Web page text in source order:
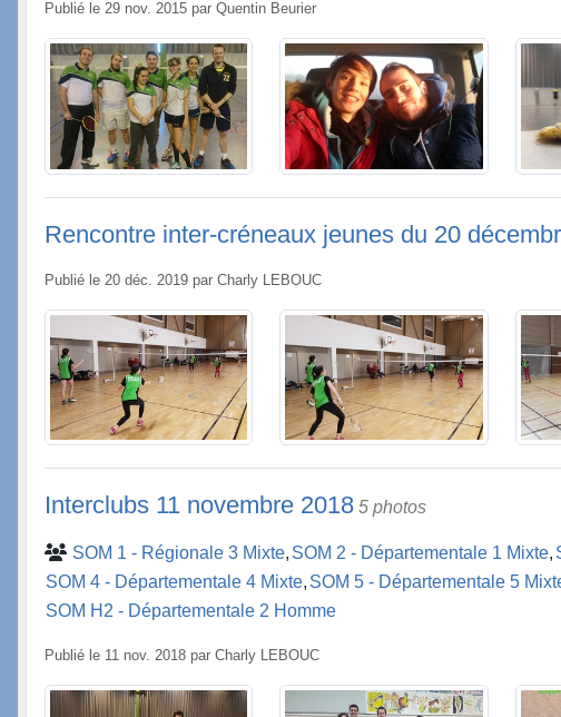
Publié le 29 nov. 2015 par Quentin Beurier
Rencontre inter-créneaux jeunes du 20
Publié le 20 déc. 2019 par Charly LEBOUC
Interclubs 11 novembre 2018 5 photos
SOM 1 - Régionale 3 Mixte SOM 2 - Départementale 1 Mixte
SOM 4 - Départementale 4 Mixte SOM 5 - Départementale 5
SOM H2 - Départementale 2 Homme
Publié le 11 nov. 2018 par Charly LEBOUC